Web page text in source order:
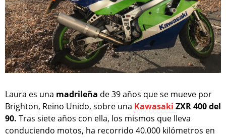
Laura es una madrileña de 39 años que se mueve por
Brighton, Reino Unido, sobre una Kawasaki ZXR 400 del
90. Tras siete años con ella, los mismos que lleva
conduciendo motos, ha recorrido 40.000 kilómetros en